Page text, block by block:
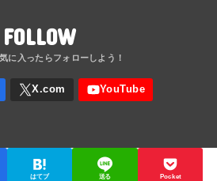
FOLLOW
はてブ 送る Pocket